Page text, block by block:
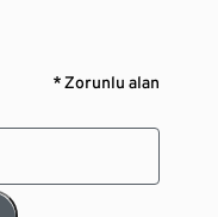
* Zorunlu alan